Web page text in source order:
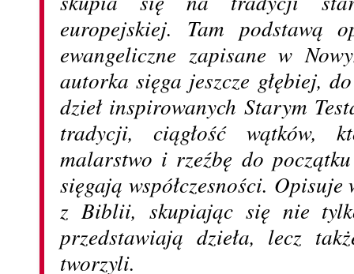
europejskiej. Tam podstawą
ewangeliczne zapisane w
autorka sięga jeszcze głębiej,
dzieł inspirowanych Starym
tradycji, ciągłość wątków,
malarstwo i rzeźbę do
sięgają współczesności.
z Biblii, skupiając się nie
przedstawiają dzieła, lecz
tworzyli.